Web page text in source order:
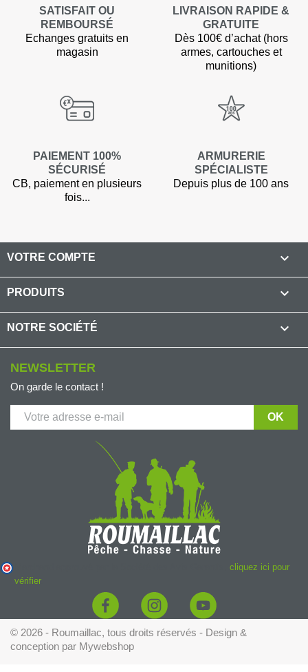
SATISFAIT OU
REMBOURSÉ
Echanges gratuits en
magasin
LIVRAISON RAPIDE &
GRATUITE
Dès 100€ d’achat (hors
armes, cartouches et
munitions)
PAIEMENT 100%
SÉCURISÉ
CB, paiement en plusieurs
fois...
ARMURERIE
SPÉCIALISTE
Depuis plus de 100 ans
VOTRE COMPTE 
PRODUITS 
NOTRE SOCIÉTÉ 
NEWSLETTER
On garde le contact !
cliquez ici pour
vérifier.
© 2026 - Roumaillac, tous droits réservés - Design &
conception par Mywebshop